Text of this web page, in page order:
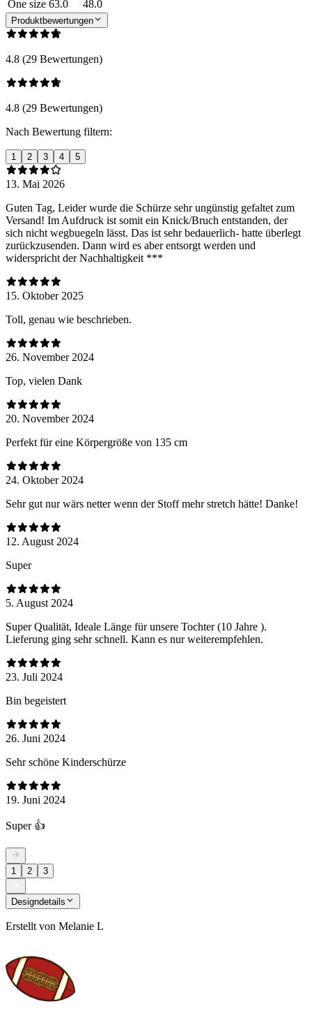
One size 63.0 48.0
Produktbewertungen
4.8 (29 Bewertungen)
4.8 (29 Bewertungen)
Nach Bewertung filtern:
1 2 3 4 5
13. Mai 2026
Guten Tag, Leider wurde die Schürze sehr ungünstig gefaltet zum
Versand! Im Aufdruck ist somit ein Knick/Bruch entstanden, der
sich nicht wegbuegeln lässt. Das ist sehr bedauerlich- hatte überlegt
zurückzusenden. Dann wird es aber entsorgt werden und
widerspricht der Nachhaltigkeit ***
15. Oktober 2025
Toll, genau wie beschrieben.
26. November 2024
Top, vielen Dank
20. November 2024
Perfekt für eine Körpergröße von 135 cm
24. Oktober 2024
Sehr gut nur wärs netter wenn der Stoff mehr stretch hätte! Danke!
12. August 2024
Super
5. August 2024
Super Qualität, Ideale Länge für unsere Tochter (10 Jahre ).
Lieferung ging sehr schnell. Kann es nur weiterempfehlen.
23. Juli 2024
Bin begeistert
26. Juni 2024
Sehr schöne Kinderschürze
19. Juni 2024
Super 👍
1 2 3
Designdetails
Erstellt von Melanie L